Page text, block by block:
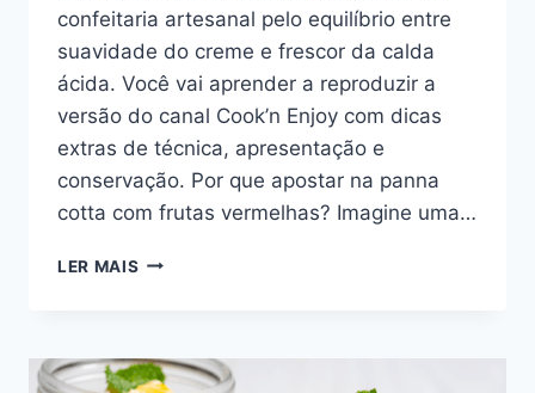
confeitaria artesanal pelo equilíbrio entre
suavidade do creme e frescor da calda
ácida. Você vai aprender a reproduzir a
versão do canal Cook’n Enjoy com dicas
extras de técnica, apresentação e
conservação. Por que apostar na panna
cotta com frutas vermelhas? Imagine uma…
LER MAIS PANNA
DELICIOSA
E